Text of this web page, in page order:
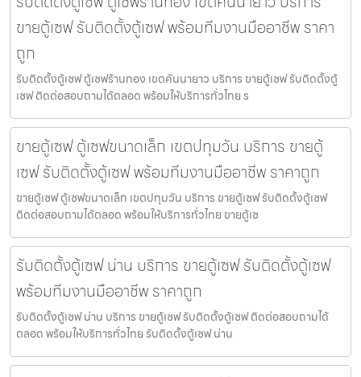
ขายตู้เซฟ รับติดตั้งตู้เซฟ พร้อมทีมงานมืออาชีพ ราคา
ถูก
รับติดตั้งตู้เซฟ ตู้เซฟร้านทอง เขตคันนายาว บริการ ขายตู้เซฟ รับติดตั้งตู้
เซฟ ติดต่อสอบถามได้ตลอด พร้อมให้บริการทั่วไทย ร
ขายตู้เซฟ ตู้เซฟขนาดเล็ก เขตปทุมวัน บริการ ขายตู้
เซฟ รับติดตั้งตู้เซฟ พร้อมทีมงานมืออาชีพ ราคาถูก
ขายตู้เซฟ ตู้เซฟขนาดเล็ก เขตปทุมวัน บริการ ขายตู้เซฟ รับติดตั้งตู้เซฟ
ติดต่อสอบถามได้ตลอด พร้อมให้บริการทั่วไทย ขายตู้เซ
รับติดตั้งตู้เซฟ น่าน บริการ ขายตู้เซฟ รับติดตั้งตู้เซฟ
พร้อมทีมงานมืออาชีพ ราคาถูก
รับติดตั้งตู้เซฟ น่าน บริการ ขายตู้เซฟ รับติดตั้งตู้เซฟ ติดต่อสอบถามได้
ตลอด พร้อมให้บริการทั่วไทย รับติดตั้งตู้เซฟ น่าน